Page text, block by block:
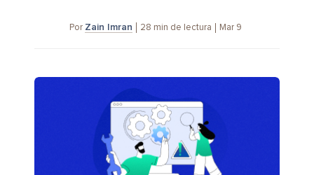
Por Zain Imran 28 min de lectura Mar 9